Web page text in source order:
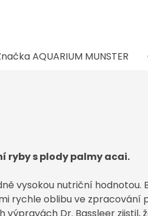
AQUARIUM MUNSTER
ryby s plody palmy acai.
vysokou nutriční hodnotou.
rychle oblibu ve zpracování
výpravách Dr. Bassleer zjistil,